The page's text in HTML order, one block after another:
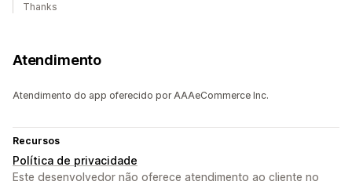
Thanks
Atendimento
Atendimento do app oferecido por AAAeCommerce Inc.
Recursos
Política de privacidade
Este desenvolvedor não oferece atendimento ao cliente no